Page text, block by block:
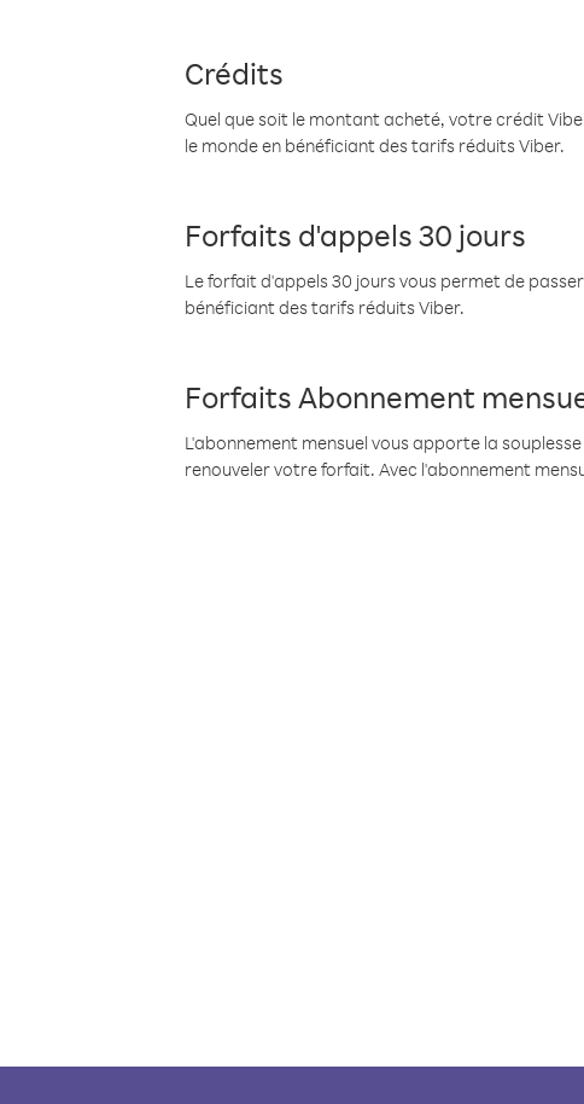
Crédits
Quel que soit le montant acheté, votre crédit
le monde en bénéficiant des tarifs réduits Viber.
Forfaits d'appels 30 jours
Le forfait d'appels 30 jours vous permet de
bénéficiant des tarifs réduits Viber.
Forfaits Abonnement
L'abonnement mensuel vous apporte la
renouveler votre forfait. Avec l'abonnement